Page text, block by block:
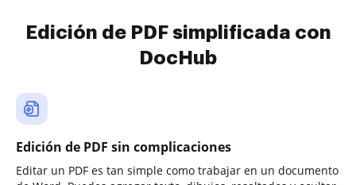
Edición de PDF simplificada con
DocHub
Edición de PDF sin complicaciones
Editar un PDF es tan simple como trabajar en un documento